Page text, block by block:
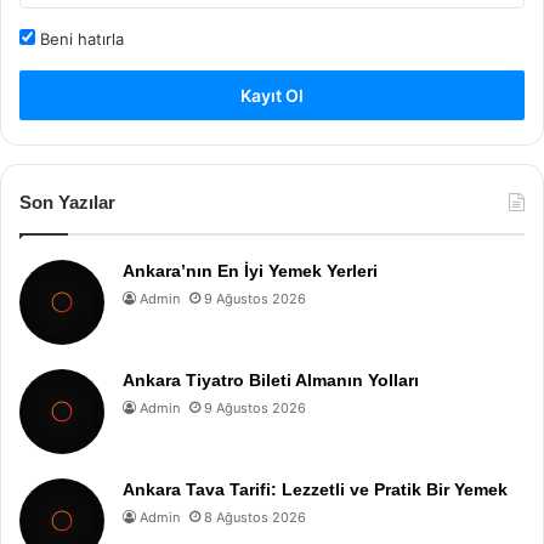
Beni hatırla
Kayıt Ol
Son Yazılar
Ankara’nın En İyi Yemek Yerleri
Admin 9 Ağustos 2026
Ankara Tiyatro Bileti Almanın Yolları
Admin 9 Ağustos 2026
Ankara Tava Tarifi: Lezzetli ve Pratik Bir Yemek
Admin 8 Ağustos 2026